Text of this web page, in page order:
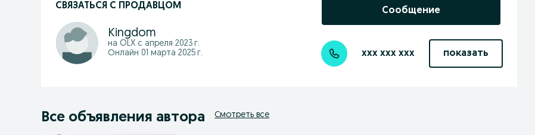
СВЯЗАТЬСЯ С ПРОДАВЦОМ
Kingdom
на OLX с апреля 2023 г.
Онлайн 01 марта 2025 г.
Сообщение
xxx xxx xxx показать
Все объявления автора Смотреть все